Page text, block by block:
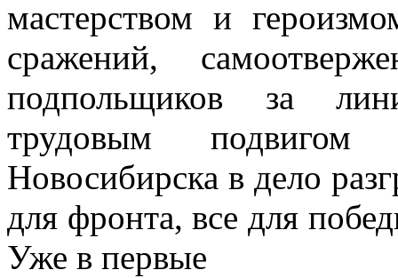
мастерством и
сражений,
подпольщиков за
трудовым
Новосибирска в дело
для фронта, все для
Уже в первые